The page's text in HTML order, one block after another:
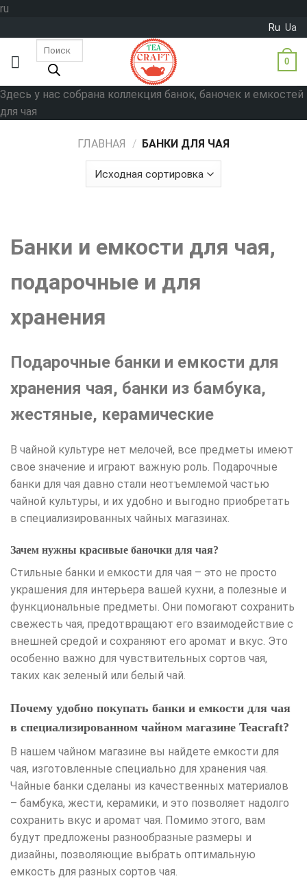
ru
content
Ru Ua
0
Здесь у нас собрана коллекция банок, баночек и емкостей
для чая
ГЛАВНАЯ / БАНКИ ДЛЯ ЧАЯ
Банки и емкости для чая,
подарочные и для
хранения
Подарочные банки и емкости для
хранения чая, банки из бамбука,
жестяные, керамические
В чайной культуре нет мелочей, все предметы имеют
свое значение и играют важную роль. Подарочные
банки для чая давно стали неотъемлемой частью
чайной культуры, и их удобно и выгодно приобретать
в специализированных чайных магазинах.
Зачем нужны красивые баночки для чая?
Стильные банки и емкости для чая – это не просто
украшения для интерьера вашей кухни, а полезные и
функциональные предметы. Они помогают сохранить
свежесть чая, предотвращают его взаимодействие с
внешней средой и сохраняют его аромат и вкус. Это
особенно важно для чувствительных сортов чая,
таких как зеленый или белый чай.
Почему удобно покупать банки и емкости для чая
в специализированном чайном магазине Teacraft?
В нашем чайном магазине вы найдете емкости для
чая, изготовленные специально для хранения чая.
Чайные банки сделаны из качественных материалов
– бамбука, жести, керамики, и это позволяет надолго
сохранить вкус и аромат чая. Помимо этого, вам
будут предложены разнообразные размеры и
дизайны, позволяющие выбрать оптимальную
емкость для разных сортов чая.